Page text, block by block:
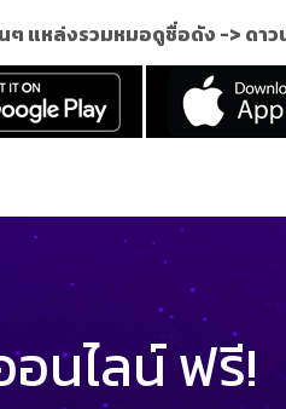
ๆ แหล่งรวมหมอดูชื่อดัง -> ดา
นไลน์ ฟรี!